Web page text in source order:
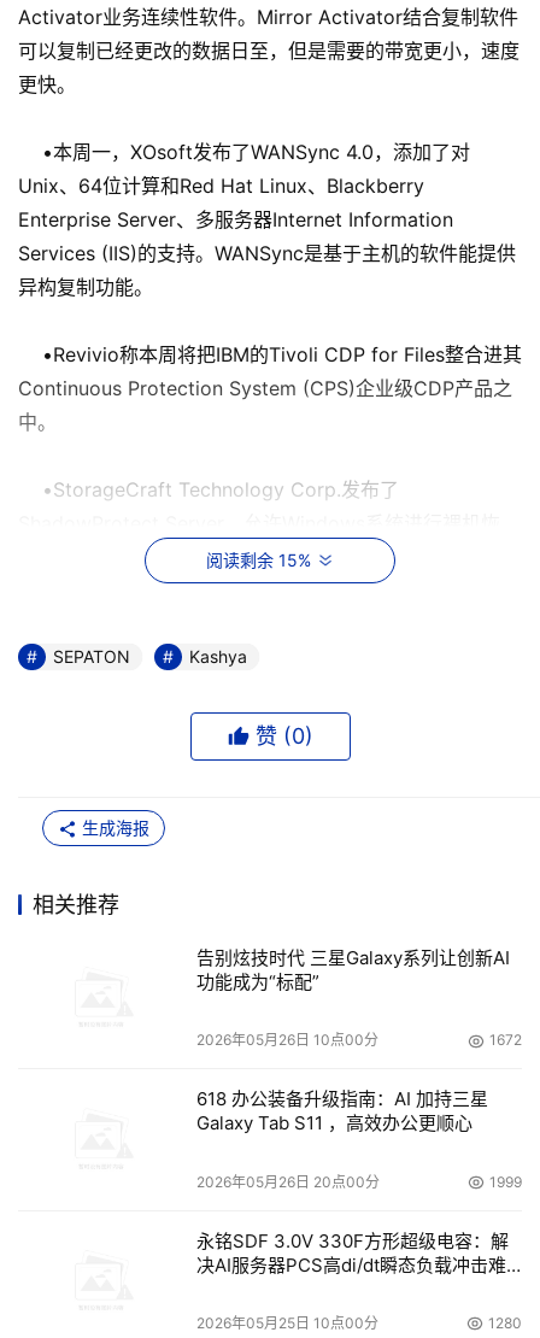
Activator业务连续性软件。Mirror Activator结合复制软件
可以复制已经更改的数据日至，但是需要的带宽更小，速度
更快。
•本周一，XOsoft发布了WANSync 4.0，添加了对
Unix、64位计算和Red Hat Linux、Blackberry
Enterprise Server、多服务器Internet Information
Services (IIS)的支持。WANSync是基于主机的软件能提供
异构复制功能。
•Revivio称本周将把IBM的Tivoli CDP for Files整合进其
Continuous Protection System (CPS)企业级CDP产品之
中。
•StorageCraft Technology Corp.发布了
in Module (APM)，为开源数据库MySQL增加了高可用
阅读剩余 15%
本文来源于DOIT传媒，文章内容仅供参考，不构成投资建议。
SEPATON Kashya
赞 (0)
生成海报
相关推荐
告别炫技时代 三星Galaxy系列让创新AI
功能成为“标配”
2026年05月26日 10点00分 1672
618 办公装备升级指南：AI 加持三星
Galaxy Tab S11 ，高效办公更顺心
2026年05月26日 20点00分 1999
永铭SDF 3.0V 330F方形超级电容：解
决AI服务器PCS高di/dt瞬态负载冲击难
2026年05月25日 10点00分 1280